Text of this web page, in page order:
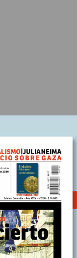
Marc Laimé* En
atrás en
desleal de los
un
gobierno cedió a los
un